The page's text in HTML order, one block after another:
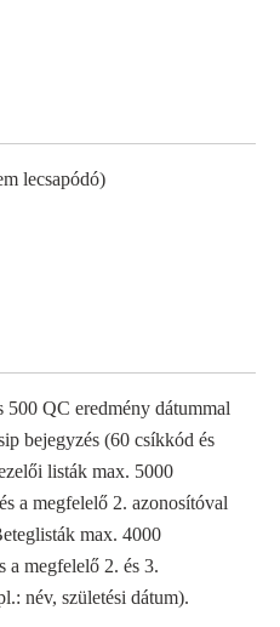
lecsapódó)
500 QC eredmény dátummal
bejegyzés (60 csíkkód és
listák max. 5000
a megfelelő 2. azonosítóval
max. 4000
a megfelelő 2. és 3.
név, születési dátum).